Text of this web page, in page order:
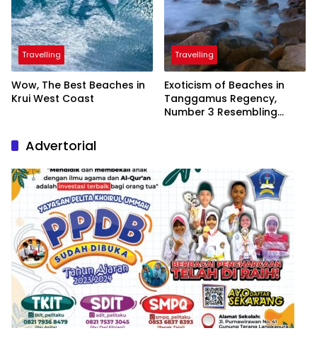
Travelling
Wow, The Best Beaches in
Krui West Coast
Travelling
Exoticism of Beaches in
Tanggamus Regency,
Number 3 Resembling
Advertorial